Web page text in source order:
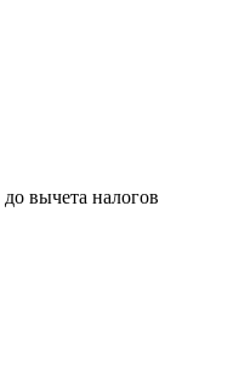
до вычета налогов